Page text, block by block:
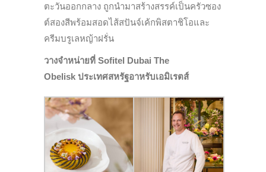
ตะวันออกกลาง ถูกนำมาสร้างสรรค์เป็นครัวซอง
ต์สองสีพร้อมสอดไส้สปันจ์เค้กพิสตาชิโอและ
ครีมบรูเลหญ้าฝรั่น
วางจำหน่ายที่ Sofitel Dubai The
Obelisk ประเทศสหรัฐอาหรับเอมิเรตส์